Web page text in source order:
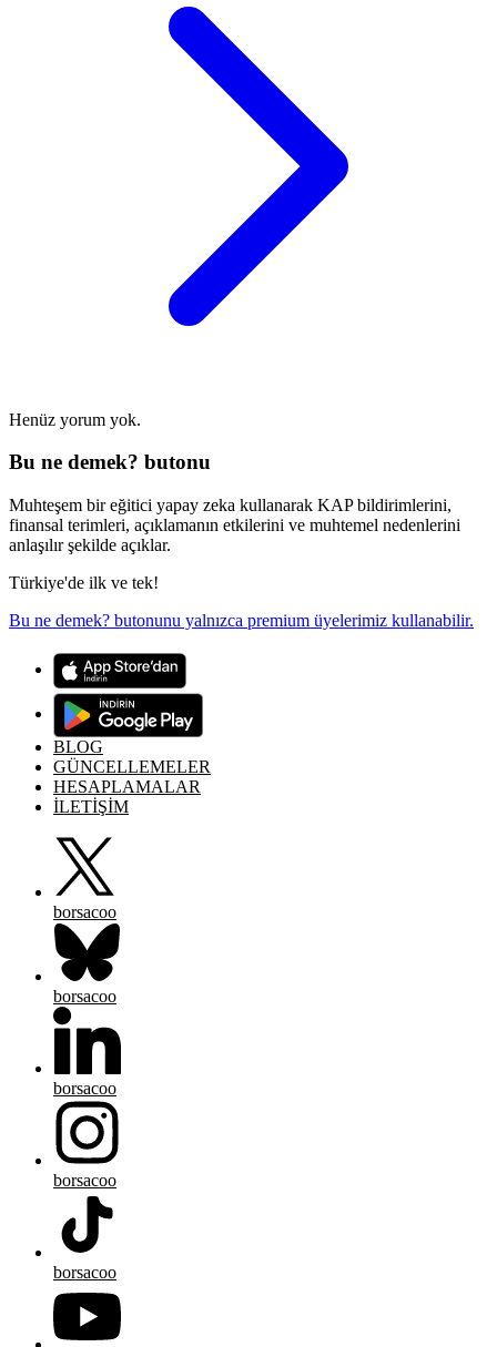
Henüz yorum yok.
Bu ne demek? butonu
Muhteşem bir eğitici yapay zeka kullanarak KAP bildirimlerini,
finansal terimleri, açıklamanın etkilerini ve muhtemel nedenlerini
anlaşılır şekilde açıklar.
Türkiye'de ilk ve tek!
Bu ne demek? butonunu yalnızca premium üyelerimiz kullanabilir.
BLOG
GÜNCELLEMELER
HESAPLAMALAR
İLETİŞİM
borsacoo
borsacoo
borsacoo
borsacoo
borsacoo